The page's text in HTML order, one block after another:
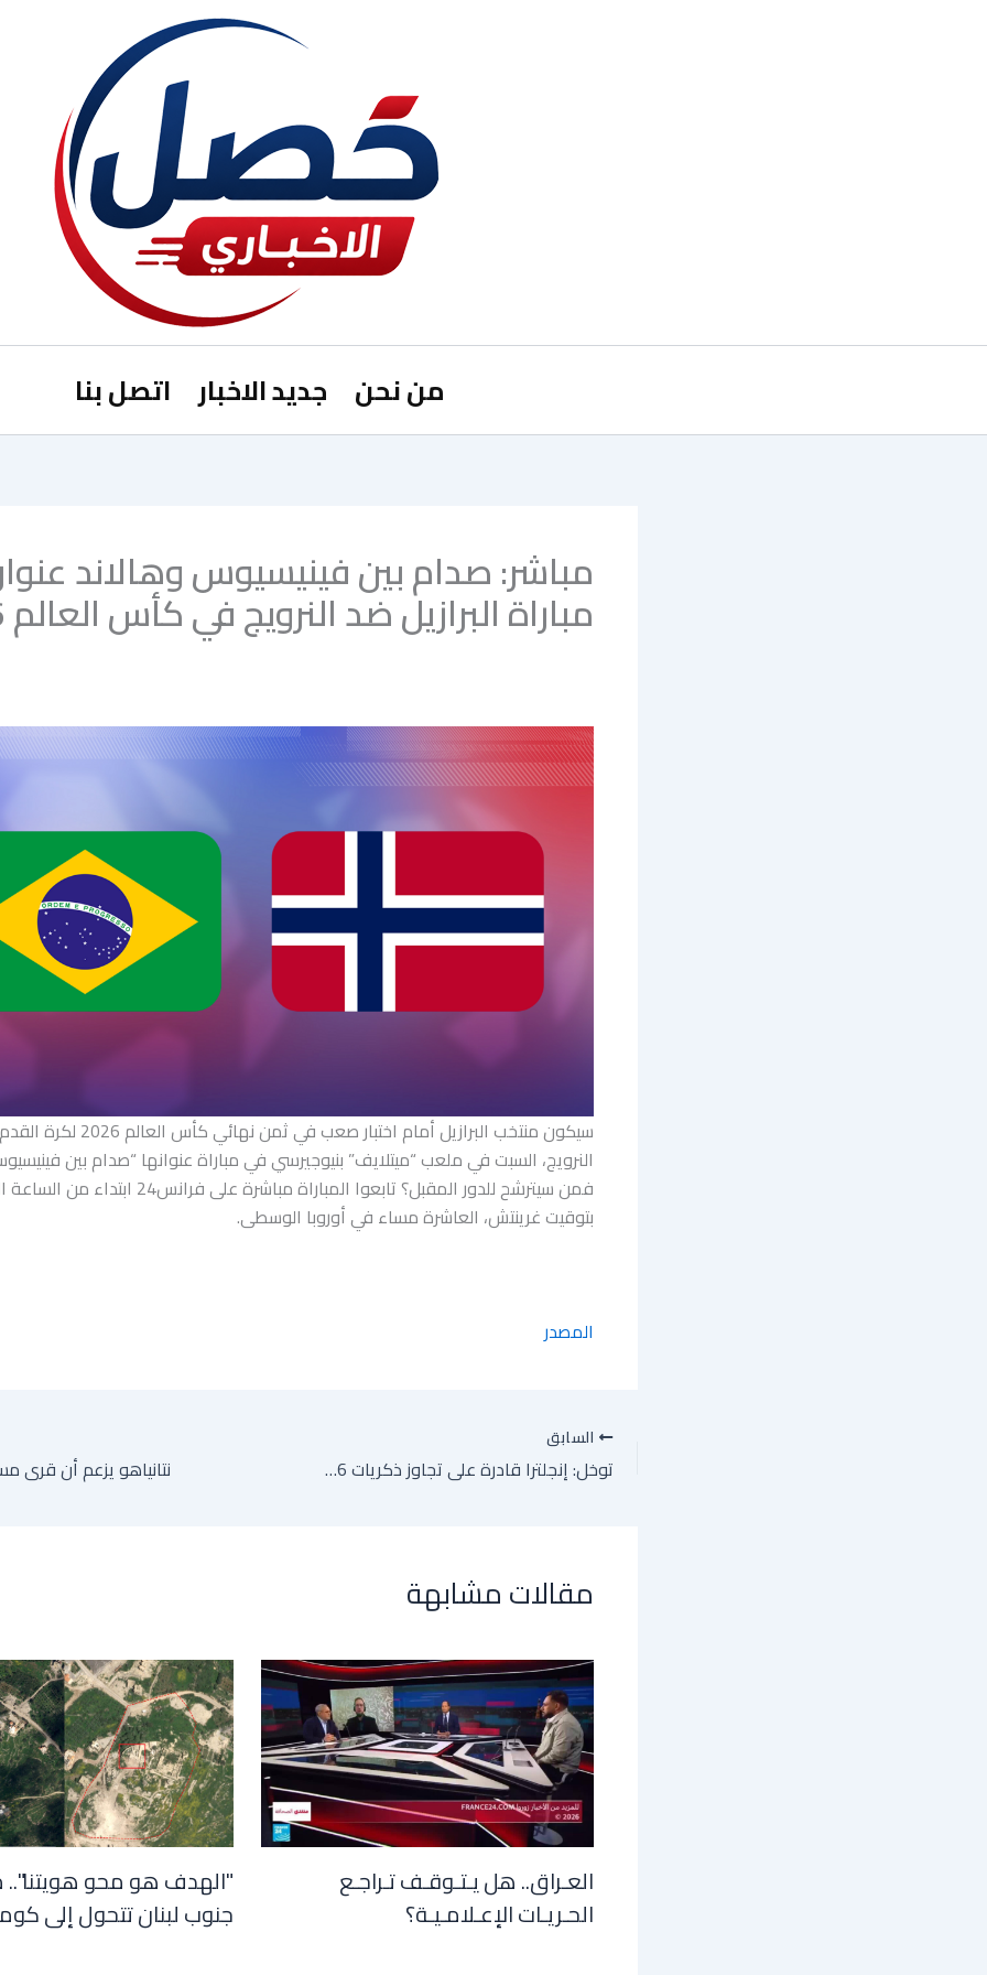
من نحن جديد الاخبار اتصل بنا
مباشر: صدام بين فينيسيوس وهالاند
مباراة البرازيل ضد النرويج في كأس العالم 2026؟
سيكون منتخب البرازيل أمام اختبار
النرويج، السبت في ملعب “ميتلايف” بنيوجيرسي في مباراة عنوانها “صدام بين
فمن سيترشح للدور المقبل؟ تابعوا المباراة مباشرة
بتوقيت غرينتش، العاشرة مساء في أوروبا الوسطى.
المصدر
السابق
توخل: إنجلترا قادرة على تجاوز ذكريات 1986 وكتابة فصل جديد في أستيكا أمام المكسيك
مقالات مشابهة
العـراق.. هل يـتـوقـف تـراجـع
الحـريـات الإعـلامـيـة؟
"الهدف هو محو هويتنا"..
جنوب لبنان تتحول إلى